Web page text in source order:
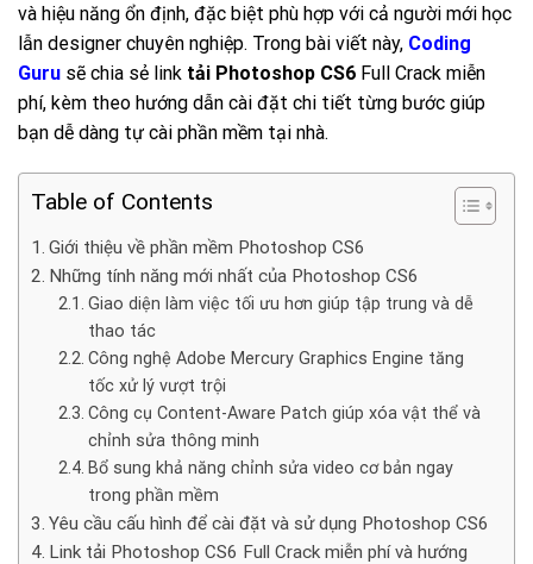
và hiệu năng ổn định, đặc biệt phù hợp với cả người mới học
lẫn designer chuyên nghiệp. Trong bài viết này, Coding
Guru sẽ chia sẻ link tải Photoshop CS6 Full Crack miễn
phí, kèm theo hướng dẫn cài đặt chi tiết từng bước giúp
bạn dễ dàng tự cài phần mềm tại nhà.
Table of Contents
Giới thiệu về phần mềm Photoshop CS6
Những tính năng mới nhất của Photoshop CS6
Giao diện làm việc tối ưu hơn giúp tập trung và dễ
thao tác
Công nghệ Adobe Mercury Graphics Engine tăng
tốc xử lý vượt trội
Công cụ Content-Aware Patch giúp xóa vật thể và
chỉnh sửa thông minh
Bổ sung khả năng chỉnh sửa video cơ bản ngay
trong phần mềm
Yêu cầu cấu hình để cài đặt và sử dụng Photoshop CS6
Link tải Photoshop CS6 Full Crack miễn phí và hướng